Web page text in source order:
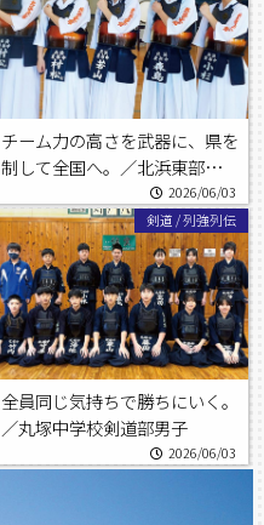
チーム力の高さを武器に、県を
制して全国へ。／北浜東部中学
2026/06/03
剣道 /列強列伝
全員同じ気持ちで勝ちにいく。
／丸塚中学校剣道部男子
2026/06/03